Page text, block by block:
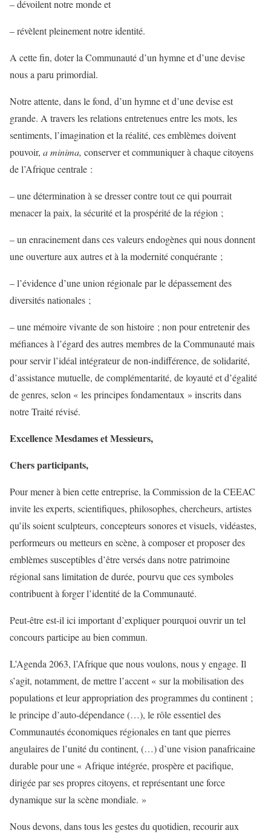
– dévoilent notre monde et
– révèlent pleinement notre identité.
A cette fin, doter la Communauté d’un hymne et d’une devise
nous a paru primordial.
Notre attente, dans le fond, d’un hymne et d’une devise est
grande. A travers les relations entretenues entre les mots, les
sentiments, l’imagination et la réalité, ces emblèmes doivent
pouvoir, a minima, conserver et communiquer à chaque citoyens
de l’Afrique centrale :
– une détermination à se dresser contre tout ce qui pourrait
menacer la paix, la sécurité et la prospérité de la région ;
– un enracinement dans ces valeurs endogènes qui nous donnent
une ouverture aux autres et à la modernité conquérante ;
– l’évidence d’une union régionale par le dépassement des
diversités nationales ;
– une mémoire vivante de son histoire ; non pour entretenir des
méfiances à l’égard des autres membres de la Communauté mais
pour servir l’idéal intégrateur de non-indifférence, de solidarité,
d’assistance mutuelle, de complémentarité, de loyauté et d’égalité
de genres, selon « les principes fondamentaux » inscrits dans
notre Traité révisé.
Excellence Mesdames et Messieurs,
Chers participants,
Pour mener à bien cette entreprise, la Commission de la CEEAC
invite les experts, scientifiques, philosophes, chercheurs, artistes
qu’ils soient sculpteurs, concepteurs sonores et visuels, vidéastes,
performeurs ou metteurs en scène, à composer et proposer des
emblèmes susceptibles d’être versés dans notre patrimoine
régional sans limitation de durée, pourvu que ces symboles
contribuent à forger l’identité de la Communauté.
Peut-être est-il ici important d’expliquer pourquoi ouvrir un tel
concours participe au bien commun.
L’Agenda 2063, l’Afrique que nous voulons, nous y engage. Il
s’agit, notamment, de mettre l’accent « sur la mobilisation des
populations et leur appropriation des programmes du continent ;
le principe d’auto-dépendance (…), le rôle essentiel des
Communautés économiques régionales en tant que pierres
angulaires de l’unité du continent, (…) d’une vision panafricaine
durable pour une « Afrique intégrée, prospère et pacifique,
dirigée par ses propres citoyens, et représentant une force
dynamique sur la scène mondiale. »
Nous devons, dans tous les gestes du quotidien, recourir aux